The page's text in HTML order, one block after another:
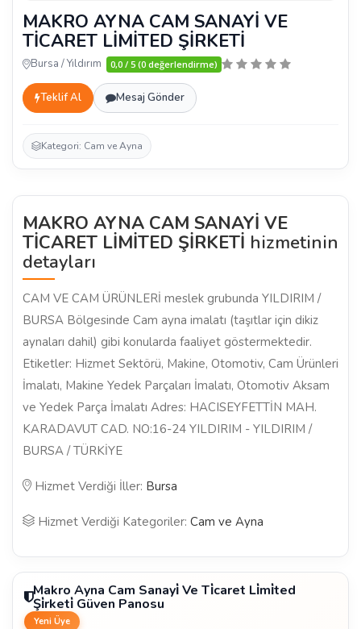
MAKRO AYNA CAM SANAYİ VE
TİCARET LİMİTED ŞİRKETİ
Bursa / Yıldırım 0,0 / 5 (0 değerlendirme)
Teklif Al Mesaj Gönder
Kategori: Cam ve Ayna
MAKRO AYNA CAM SANAYİ VE
TİCARET LİMİTED ŞİRKETİ hizmetinin
detayları
CAM VE CAM ÜRÜNLERİ meslek grubunda YILDIRIM /
BURSA Bölgesinde Cam ayna imalatı (taşıtlar için dikiz
aynaları dahil) gibi konularda faaliyet göstermektedir.
Etiketler: Hizmet Sektörü, Makine, Otomotiv, Cam Ürünleri
İmalatı, Makine Yedek Parçaları İmalatı, Otomotiv Aksam
ve Yedek Parça İmalatı Adres: HACISEYFETTİN MAH.
KARADAVUT CAD. NO:16-24 YILDIRIM - YILDIRIM /
BURSA / TÜRKİYE
Hizmet Verdiği İller: Bursa
Hizmet Verdiği Kategoriler: Cam ve Ayna
Makro Ayna Cam Sanayi̇ Ve Ti̇caret Li̇mi̇ted
Şi̇rketi̇ Güven Panosu
Yeni Üye